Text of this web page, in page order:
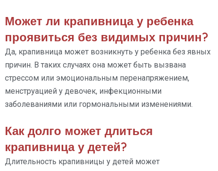
Может ли крапивница у ребенка
проявиться без видимых причин?
Да, крапивница может возникнуть у ребенка без явных
причин. В таких случаях она может быть вызвана
стрессом или эмоциональным перенапряжением,
менструацией у девочек, инфекционными
заболеваниями или гормональными изменениями.
Как долго может длиться
крапивница у детей?
Длительность крапивницы у детей может